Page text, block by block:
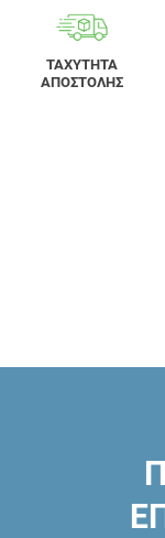
ΤΑΧΥΤΗΤΑ
ΑΠΟΣΤΟΛΗΣ